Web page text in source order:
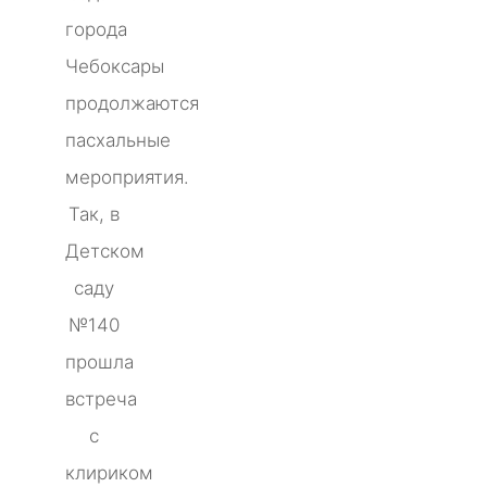
города
Чебоксары
продолжаются
пасхальные
мероприятия.
Так, в
Детском
саду
№140
прошла
встреча
с
клириком